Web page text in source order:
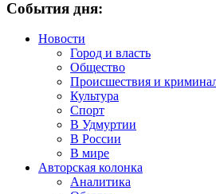
События дня:
Новости
Город и власть
Общество
Происшествия и
Культура
Спорт
В Удмуртии
В России
В мире
Авторская колонка
Аналитика